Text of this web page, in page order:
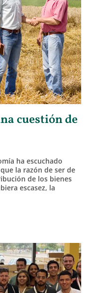
cuestión de
ha escuchado
la razón de ser de
de los bienes
escasez, la